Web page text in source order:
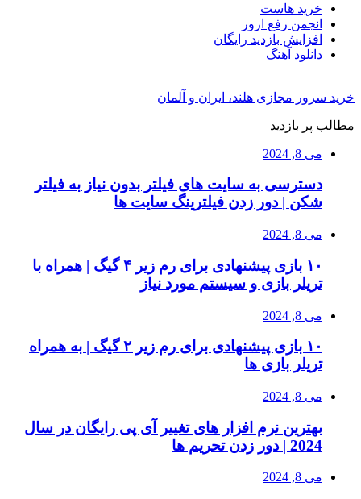
خرید هاست
انجمن رفع ارور
افزایش بازدید رایگان
دانلود آهنگ
خرید سرور مجازی هلند، ایران و آلمان
مطالب پر بازدید
می 8, 2024
دسترسی به سایت های فیلتر بدون نیاز به فیلتر
شکن | دور زدن فیلترینگ سایت ها
می 8, 2024
۱۰ بازی پیشنهادی برای رم زیر ۴ گیگ | همراه با
تریلر بازی و سیستم مورد نیاز
می 8, 2024
۱۰ بازی پیشنهادی برای رم زیر ۲ گیگ | به همراه
تریلر بازی ها
می 8, 2024
بهترین نرم افزار های تغییر آی پی رایگان در سال
2024 | دور زدن تحریم ها
می 8, 2024